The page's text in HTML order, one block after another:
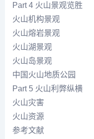
Part 4 火山景观览胜
火山机构景观
火山熔岩景观
火山湖景观
火山岛景观
中国火山地质公园
Part 5 火山利弊纵横
火山灾害
火山资源
参考文献